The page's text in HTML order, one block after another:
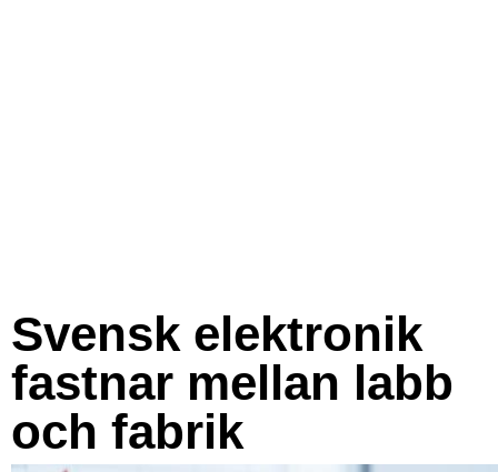
Svensk elektronik
fastnar mellan labb
och fabrik